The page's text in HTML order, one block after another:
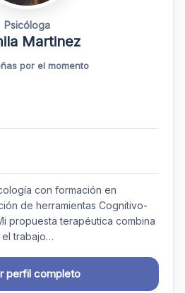
Psicóloga
Martinez
por el momento
con formación en
de herramientas Cognitivo-
propuesta terapéutica combina
trabajo…
perfil completo